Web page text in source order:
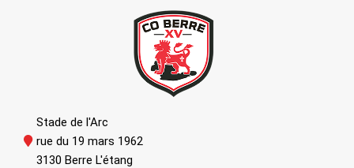
Stade de l'Arc
rue du 19 mars 1962
3130 Berre L'étang